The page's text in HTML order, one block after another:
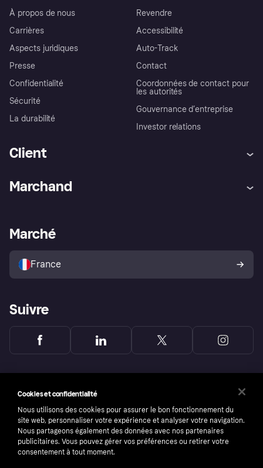
À propos de nous
Carrières
Aspects juridiques
Presse
Confidentialité
Sécurité
La durabilité
Revendre
Accessibilité
Auto-Track
Contact
Coordonnées de contact pour
les autorités
Gouvernance d’entreprise
Investor relations
Client
Explorez les magasins
Politique de protection de
l’acheteur Klarna
Marchand
Portail Marchand
Marché
France
Suivre
Cookies et confidentialité
Nous utilisons des cookies pour assurer le bon fonctionnement du
site web, personnaliser votre expérience et analyser votre navigation.
Nous partageons également des données avec nos partenaires
publicitaires. Vous pouvez gérer vos préférences ou retirer votre
consentement à tout moment.